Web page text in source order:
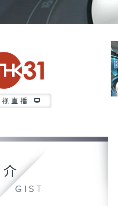
视直播
介
GIST